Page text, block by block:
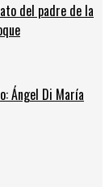
del padre de la
Ángel Di María